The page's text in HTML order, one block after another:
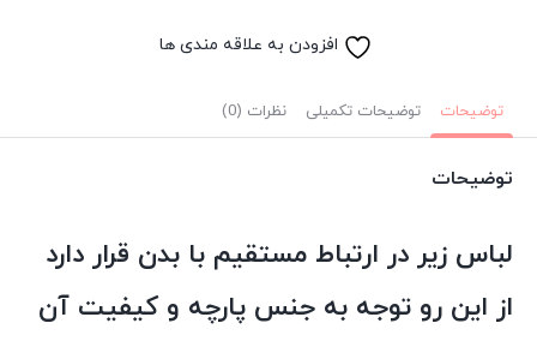
افزودن به علاقه مندی ها
توضیحات توضیحات تکمیلی نظرات (0)
توضیحات
لباس زیر در ارتباط مستقیم با بدن قرار دارد
از این رو توجه به جنس پارچه و کیفیت آن